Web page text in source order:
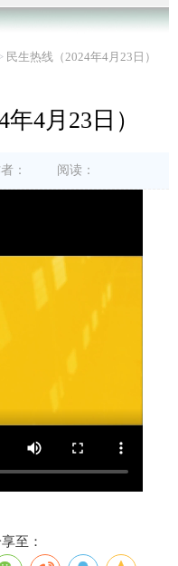
民生热线（2024年4月23日）
4月23日）
：
阅读：
至：